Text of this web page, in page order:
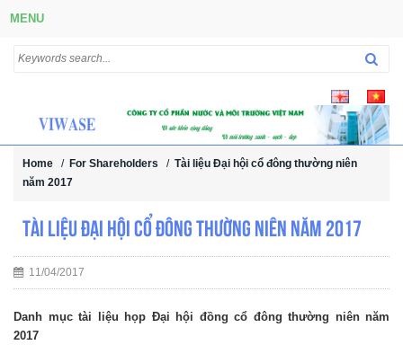
MENU
Home / For Shareholders / Tài liệu Đại hội cổ đông thường niên
năm 2017
Tài liệu Đại hội cổ đông thường niên năm 2017
11/04/2017
Danh mục tài liệu họp Đại hội đồng cổ đông thường niên năm
2017